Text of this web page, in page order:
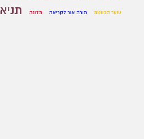
שער הכוונות תורה אור לקריאה תזונה תניא